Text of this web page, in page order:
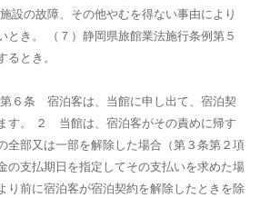
設の故障、その他やむを得ない事由により
とき。 （７）静岡県旅館業法施行条例第５
とき。
第６条 宿泊客は、当館に申し出て、宿泊契
す。 ２ 当館は、宿泊客がその責めに帰す
全部又は一部を解除した場合（第３条第２項
の支払期日を指定してその支払いを求めた場
り前に宿泊客が宿泊契約を解除したときを除